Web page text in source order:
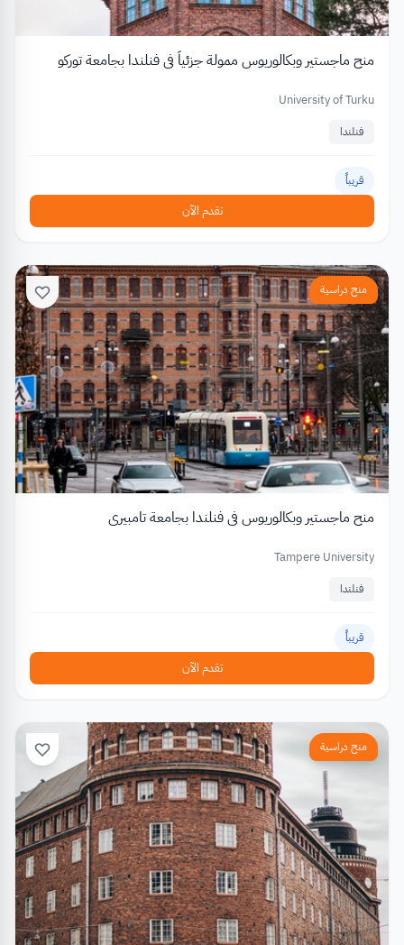
منح ماجستير وبكالوريوس ممولة جزئياً في فنلندا بجامعة توركو
University of Turku
فنلندا
قريباً
تقدم الآن
منح دراسية
منح ماجستير وبكالوريوس في فنلندا بجامعة تامبيري
Tampere University
فنلندا
قريباً
تقدم الآن
منح دراسية